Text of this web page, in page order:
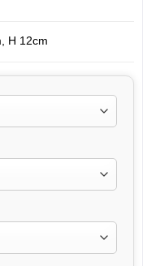
H 12cm